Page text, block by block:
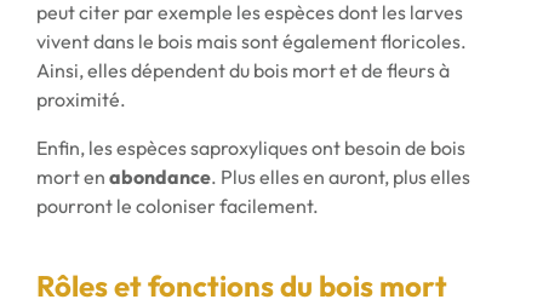
peut citer par exemple les espèces dont les larves
vivent dans le bois mais sont également floricoles.
Ainsi, elles dépendent du bois mort et de fleurs à
proximité.
Enfin, les espèces saproxyliques ont besoin de bois
mort en abondance. Plus elles en auront, plus elles
pourront le coloniser facilement.
Rôles et fonctions du bois mort